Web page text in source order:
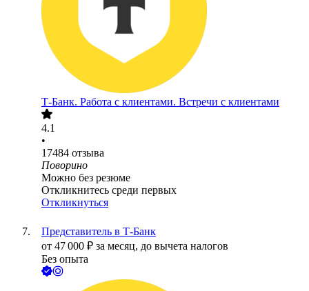
Т-Банк. Работа с клиентами. Встречи с клиентами
4.1
•
17484 отзыва
Поворино
Можно без резюме
Откликнитесь среди первых
Откликнуться
Представитель в Т-Банк
от 47 000 ₽ за месяц, до вычета налогов
Без опыта